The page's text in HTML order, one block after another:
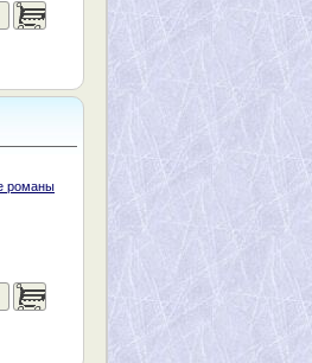
......
романы
......